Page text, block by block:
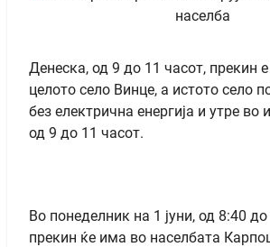
Денеска, од 9 до 11 часот, прекин е
целото село Винце, а истото село
без електрична енергија и утре во
од 9 до 11 часот.
Во понеделник на 1 јуни, од 8:40
прекин ќе има во населбата